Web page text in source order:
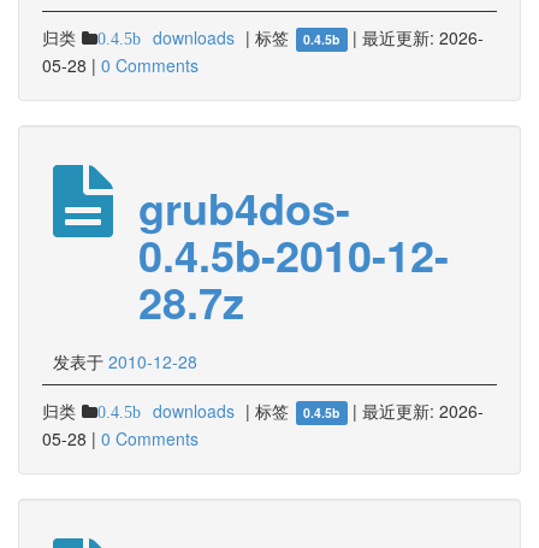
归类 0.4.5b downloads | 标签 0.4.5b | 最近更新: 2026-
05-28 | 0 Comments
grub4dos-
0.4.5b-2010-12-
28.7z
发表于 2010-12-28
归类 0.4.5b downloads | 标签 0.4.5b | 最近更新: 2026-
05-28 | 0 Comments